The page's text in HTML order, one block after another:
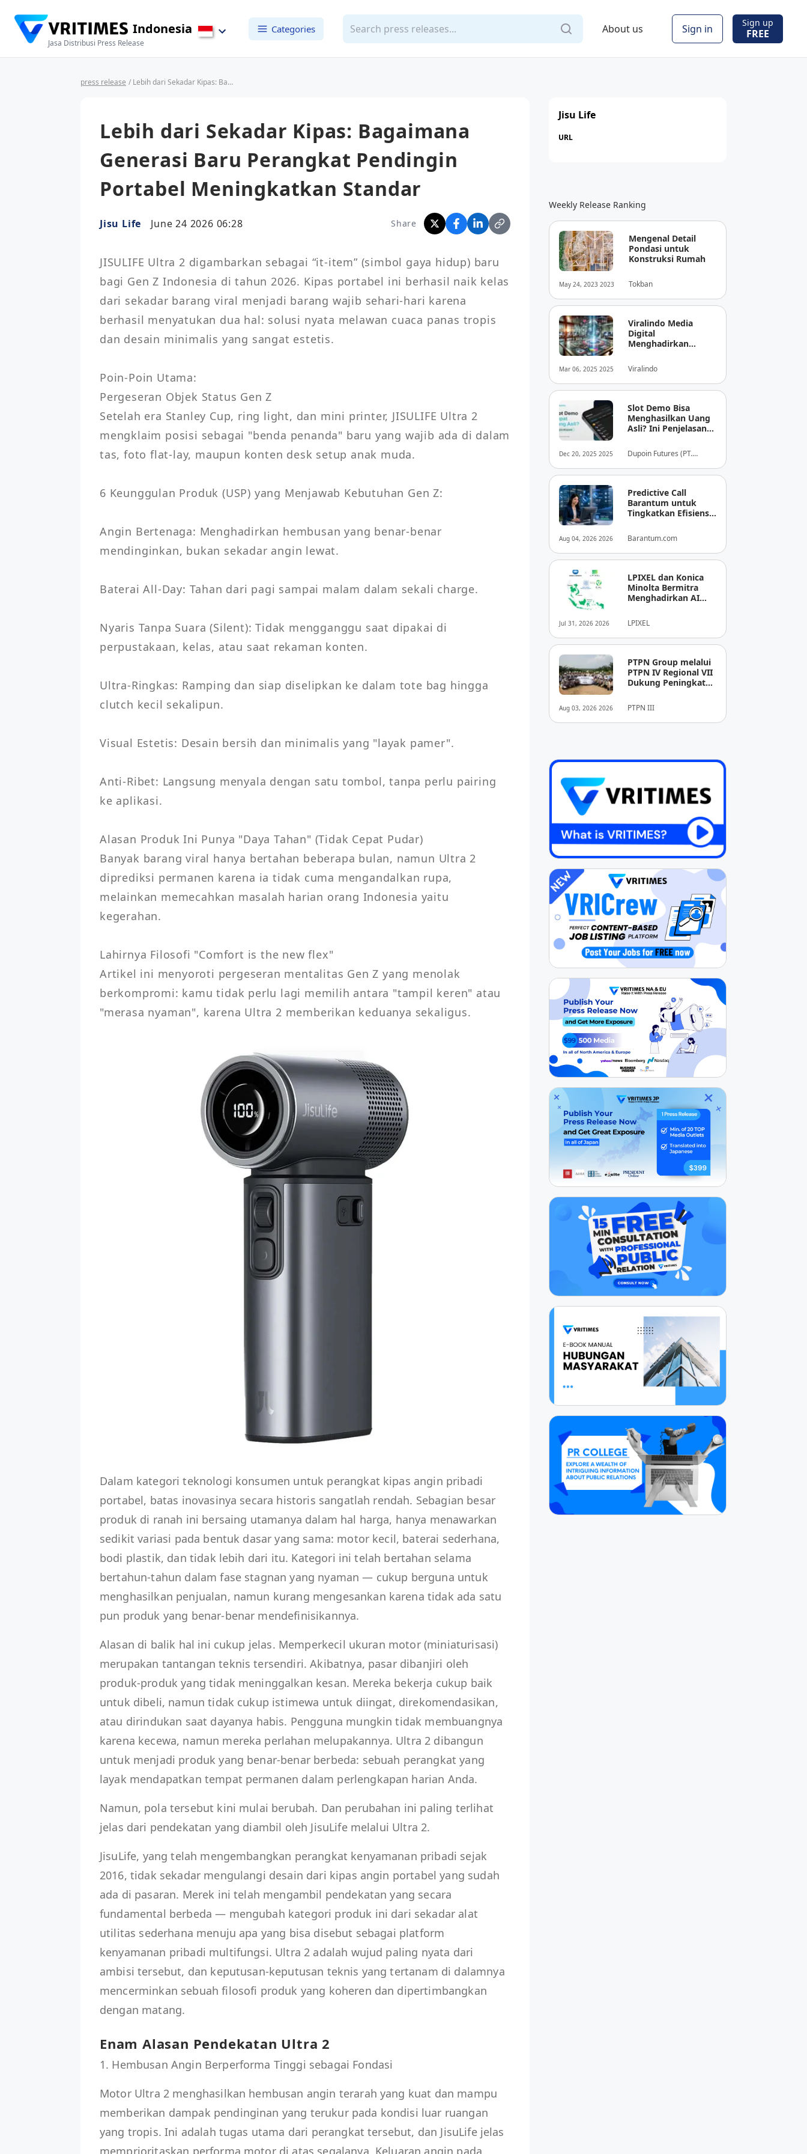
Indonesia
Jasa Distribusi Press Release
Categories About us Sign in Sign up
FREE
press release / Lebih dari Sekadar Kipas: Bagaimana Generasi Baru Perangkat Pendingin Portabel Meningkatkan Standar
Lebih dari Sekadar Kipas: Bagaimana
Generasi Baru Perangkat Pendingin
Portabel Meningkatkan Standar
Jisu Life June 24 2026 06:28 Share
JISULIFE Ultra 2 digambarkan sebagai “it-item” (simbol gaya hidup) baru
bagi Gen Z Indonesia di tahun 2026. Kipas portabel ini berhasil naik kelas
dari sekadar barang viral menjadi barang wajib sehari-hari karena
berhasil menyatukan dua hal: solusi nyata melawan cuaca panas tropis
dan desain minimalis yang sangat estetis.
Poin-Poin Utama:
Pergeseran Objek Status Gen Z
Setelah era Stanley Cup, ring light, dan mini printer, JISULIFE Ultra 2
mengklaim posisi sebagai "benda penanda" baru yang wajib ada di dalam
tas, foto flat-lay, maupun konten desk setup anak muda.
6 Keunggulan Produk (USP) yang Menjawab Kebutuhan Gen Z:
Angin Bertenaga: Menghadirkan hembusan yang benar-benar
mendinginkan, bukan sekadar angin lewat.
Baterai All-Day: Tahan dari pagi sampai malam dalam sekali charge.
Nyaris Tanpa Suara (Silent): Tidak mengganggu saat dipakai di
perpustakaan, kelas, atau saat rekaman konten.
Ultra-Ringkas: Ramping dan siap diselipkan ke dalam tote bag hingga
clutch kecil sekalipun.
Visual Estetis: Desain bersih dan minimalis yang "layak pamer".
Anti-Ribet: Langsung menyala dengan satu tombol, tanpa perlu pairing
ke aplikasi.
Alasan Produk Ini Punya "Daya Tahan" (Tidak Cepat Pudar)
Banyak barang viral hanya bertahan beberapa bulan, namun Ultra 2
diprediksi permanen karena ia tidak cuma mengandalkan rupa,
melainkan memecahkan masalah harian orang Indonesia yaitu
kegerahan.
Lahirnya Filosofi "Comfort is the new flex"
Artikel ini menyoroti pergeseran mentalitas Gen Z yang menolak
berkompromi: kamu tidak perlu lagi memilih antara "tampil keren" atau
"merasa nyaman", karena Ultra 2 memberikan keduanya sekaligus.
Dalam kategori teknologi konsumen untuk perangkat kipas angin pribadi
portabel, batas inovasinya secara historis sangatlah rendah. Sebagian besar
produk di ranah ini bersaing utamanya dalam hal harga, hanya menawarkan
sedikit variasi pada bentuk dasar yang sama: motor kecil, baterai sederhana,
bodi plastik, dan tidak lebih dari itu. Kategori ini telah bertahan selama
bertahun-tahun dalam fase stagnan yang nyaman — cukup berguna untuk
menghasilkan penjualan, namun kurang mengesankan karena tidak ada satu
pun produk yang benar-benar mendefinisikannya.
Alasan di balik hal ini cukup jelas. Memperkecil ukuran motor (miniaturisasi)
merupakan tantangan teknis tersendiri. Akibatnya, pasar dibanjiri oleh
produk-produk yang tidak meninggalkan kesan. Mereka bekerja cukup baik
untuk dibeli, namun tidak cukup istimewa untuk diingat, direkomendasikan,
atau dirindukan saat dayanya habis. Pengguna mungkin tidak membuangnya
karena kecewa, namun mereka perlahan melupakannya. Ultra 2 dibangun
untuk menjadi produk yang benar-benar berbeda: sebuah perangkat yang
layak mendapatkan tempat permanen dalam perlengkapan harian Anda.
Namun, pola tersebut kini mulai berubah. Dan perubahan ini paling terlihat
jelas dari pendekatan yang diambil oleh JisuLife melalui Ultra 2.
JisuLife, yang telah mengembangkan perangkat kenyamanan pribadi sejak
2016, tidak sekadar mengulangi desain dari kipas angin portabel yang sudah
ada di pasaran. Merek ini telah mengambil pendekatan yang secara
fundamental berbeda — mengubah kategori produk ini dari sekadar alat
utilitas sederhana menuju apa yang bisa disebut sebagai platform
kenyamanan pribadi multifungsi. Ultra 2 adalah wujud paling nyata dari
ambisi tersebut, dan keputusan-keputusan teknis yang tertanam di dalamnya
mencerminkan sebuah filosofi produk yang koheren dan dipertimbangkan
dengan matang.
Enam Alasan Pendekatan Ultra 2
1. Hembusan Angin Berperforma Tinggi sebagai Fondasi
Motor Ultra 2 menghasilkan hembusan angin terarah yang kuat dan mampu
memberikan dampak pendinginan yang terukur pada kondisi luar ruangan
yang tropis. Ini adalah tugas utama dari perangkat tersebut, dan JisuLife jelas
memprioritaskan performa motor di atas segalanya. Keluaran angin pada
Jisu Life
URL
Weekly Release Ranking
May 24, 2023 2023
Mengenal Detail
Pondasi untuk
Konstruksi Rumah
Tokban
Mar 06, 2025 2025
Viralindo Media
Digital
Menghadirkan
Dunia Media Digital
Indonesia
Viralindo
Dec 20, 2025 2025
Slot Demo Bisa
Menghasilkan Uang
Asli? Ini Penjelasan
Dupoin Futures (PT.
Aug 04, 2026 2026
Predictive Call
Barantum untuk
Tingkatkan Efisiensi
Barantum.com
Jul 31, 2026 2026
LPIXEL dan Konica
Minolta Bermitra
Menghadirkan AI
Diagnosis Berbasis
Pencitraan Medis
“EIRL” di ASEAN
LPIXEL
Aug 03, 2026 2026
PTPN Group melalui
PTPN IV Regional VII
Dukung Peningkatan
Aparatur
Perkebunan Lewat
Pelatihan Avenza
PTPN III